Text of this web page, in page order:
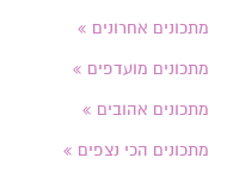
מתכונים אחרונים
מתכונים מועדפים
מתכונים אהובים
מתכונים הכי נצפים